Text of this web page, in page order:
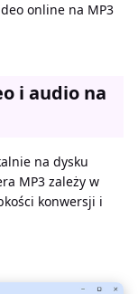
online na MP3
i audio na
na dysku
MP3 zależy w
konwersji i